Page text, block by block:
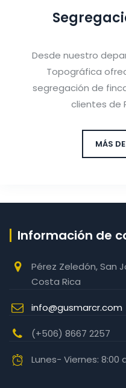
Desde nuestro
Topográfica
segregación de
clientes de
MÁS
Información de
Pérez Zeledón, San
Costa Rica
info@gusmarcr.com
(+506) 8667 2257‬
Lunes- Viernes: 8:00